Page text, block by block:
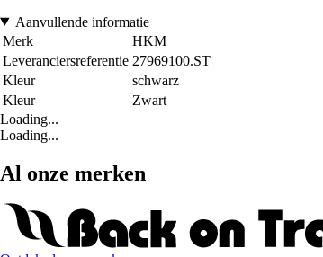
Aanvullende informatie
Merk
HKM
Leveranciersreferentie 27969100.ST
Kleur
schwarz
Kleur
Zwart
Loading...
Loading...
Al onze merken